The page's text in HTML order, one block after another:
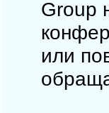
Group
или